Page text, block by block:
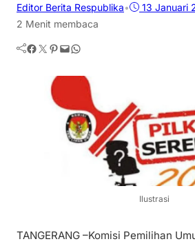
Editor Berita Respublika• 13 Januari
2 Menit membaca
Facebook Twitter Pinterest Mail WhatsApp
Ilustrasi
TANGERANG –Komisi Pemilihan